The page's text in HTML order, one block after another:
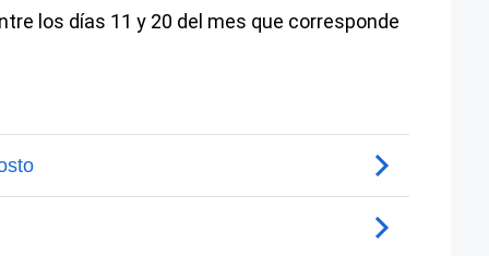
los días 11 y 20 del mes que corresponde